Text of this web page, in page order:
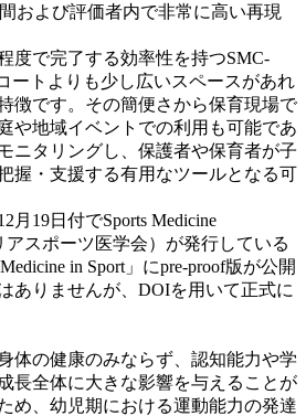
および評価者内で非常に高い再現
度で完了する効率性を持つSMC-
ートよりも少し広いスペースがあれ
徴です。その簡便さから保育現場で
や地域イベントでの利用も可能であ
ニタリングし、保護者や保育者が子
握・支援する有用なツールとなる可
月19日付でSports Medicine
アスポーツ医学会）が発行している
Medicine in Sport」にpre-proof版が公開
ありませんが、DOIを用いて正式に
体の健康のみならず、認知能力や学
長全体に大きな影響を与えることが
め、幼児期における運動能力の発達